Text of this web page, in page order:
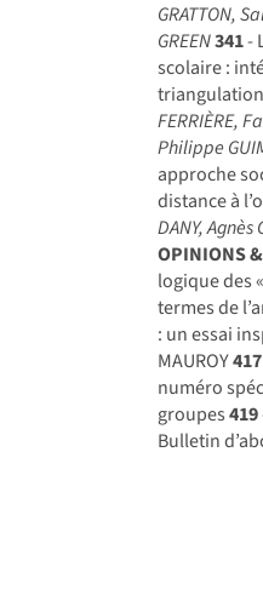
GRATTON,
GREEN341-
scolaire :
FERRIÈRE,
Philippe
approche
distance à
DANY, Agnès
OPINIONS
logique des
termes de
: un essai
MAUROY417
numéro
groupes419
Bulletin